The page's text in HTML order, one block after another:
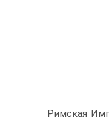
Римская